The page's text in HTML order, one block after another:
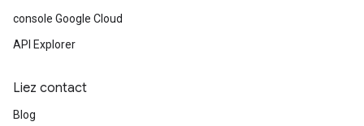
console Google Cloud
API Explorer
Liez contact
Blog